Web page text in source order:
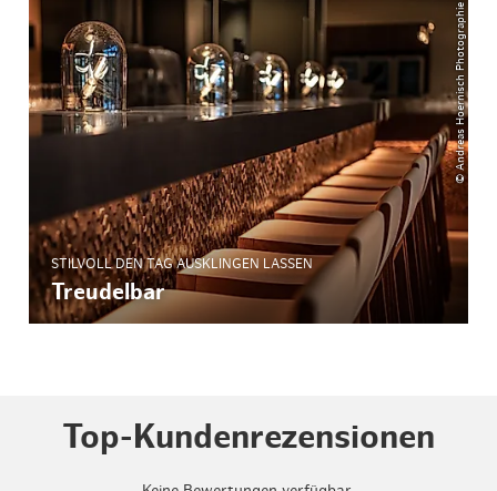
© Andreas Hoernisch Photographie
STILVOLL DEN TAG AUSKLINGEN LASSEN
Treudelbar
Top-Kundenrezensionen